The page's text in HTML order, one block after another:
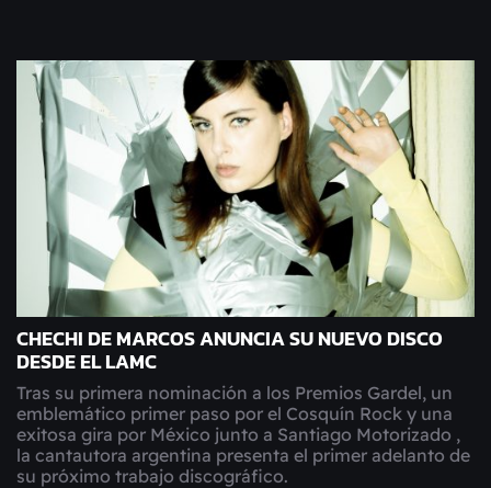
CHECHI DE MARCOS ANUNCIA SU NUEVO DISCO
DESDE EL LAMC
Tras su primera nominación a los Premios Gardel, un
emblemático primer paso por el Cosquín Rock y una
exitosa gira por México junto a Santiago Motorizado ,
la cantautora argentina presenta el primer adelanto de
su próximo trabajo discográfico.